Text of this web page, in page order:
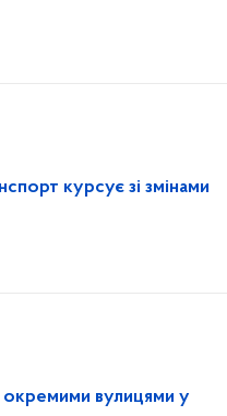
курсує зі змінами
окремими вулицями у